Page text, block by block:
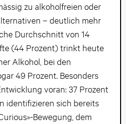
zu alkoholfreien oder
– deutlich mehr
Durchschnitt von 14
(44 Prozent) trinkt heute
Alkohol, bei den
49 Prozent. Besonders
voran: 37 Prozent
identifizieren sich bereits
Bewegung, dem